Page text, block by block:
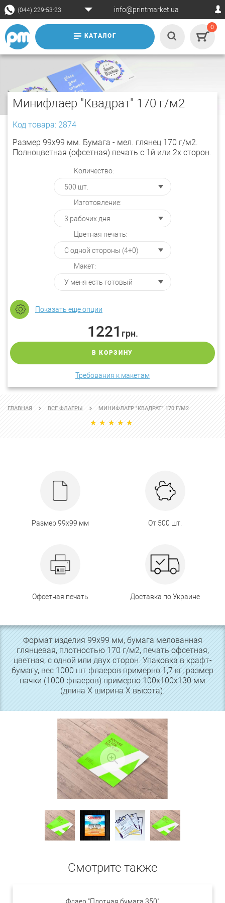
(044) 229-53-23 info@printmarket.ua
КАТАЛОГ
0
Минифлаер "Квадрат" 170 г/м2
Код товара: 2874
Размер 99х99 мм. Бумага - мел. глянец 170 г/м2.
Полноцветная (офсетная) печать с 1й или 2х сторон.
Количество:
Изготовление:
Цветная печать:
Макет:
Показать еще опции
1221 грн.
В КОРЗИНУ
Требования к макетам
ГЛАВНАЯ ВСЕ ФЛАЕРЫ МИНИФЛАЕР "КВАДРАТ" 170 Г/М2
Размер 99х99 мм От 500 шт.
Офсетная печать Доставка по Украине
Формат изделия 99х99 мм, бумага мелованная
глянцевая, плотностью 170 г/м2, печать офсетная,
цветная, с одной или двух сторон. Упаковка в крафт-
бумагу, вес 1000 шт флаеров примерно 1,7 кг, размер
пачки (1000 флаеров) примерно 100х100х130 мм
(длина Х ширина Х высота).
Смотрите также